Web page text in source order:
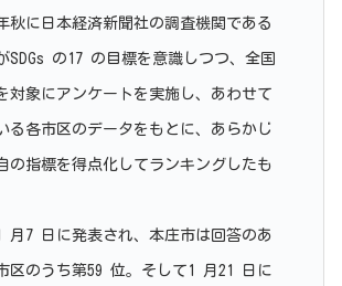
秋に日本経済新聞社の調査機関である
SDGs の17 の目標を意識しつつ、全国
対象にアンケートを実施し、あわせて
る各市区のデータをもとに、あらかじ
の指標を得点化してランキングしたも
7 日に発表され、本庄市は回答のあ
区のうち第59 位。そして1 月21 日に